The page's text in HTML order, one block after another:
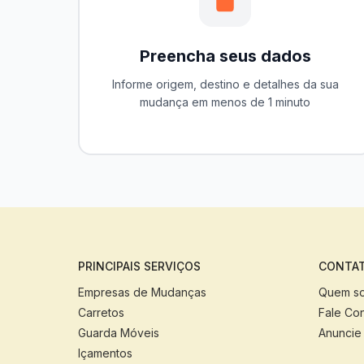
Preencha seus dados
Informe origem, destino e detalhes da sua
mudança em menos de 1 minuto
PRINCIPAIS SERVIÇOS
Empresas de Mudanças
Carretos
Guarda Móveis
Içamentos
Quem
Fale